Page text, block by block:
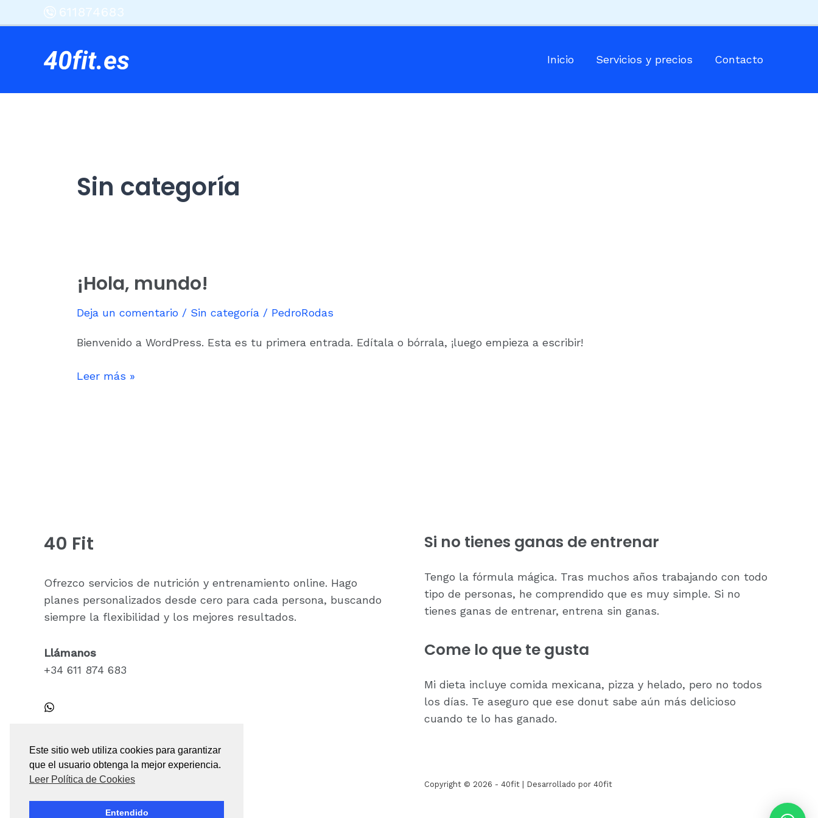
al
611874683
Inicio Servicios y precios Contacto
Sin categoría
¡Hola, mundo!
Deja un comentario / Sin categoría / PedroRodas
Bienvenido a WordPress. Esta es tu primera entrada. Edítala o bórrala, ¡luego empieza a escribir!
¡Hola,
mundo!
Leer más »
40 Fit
Ofrezco servicios de nutrición y entrenamiento online. Hago
planes personalizados desde cero para cada persona, buscando
siempre la flexibilidad y los mejores resultados.
Llámanos
+34 611 874 683
Si no tienes ganas de entrenar
Tengo la fórmula mágica. Tras muchos años trabajando con todo
tipo de personas, he comprendido que es muy simple. Si no
tienes ganas de entrenar, entrena sin ganas.
Come lo que te gusta
Mi dieta incluye comida mexicana, pizza y helado, pero no todos
los días. Te aseguro que ese donut sabe aún más delicioso
cuando te lo has ganado.
Copyright © 2026 - 40fit | Desarrollado por 40fit
Este sitio web utiliza cookies para garantizar
que el usuario obtenga la mejor experiencia.
Leer Política de Cookies
Entendido